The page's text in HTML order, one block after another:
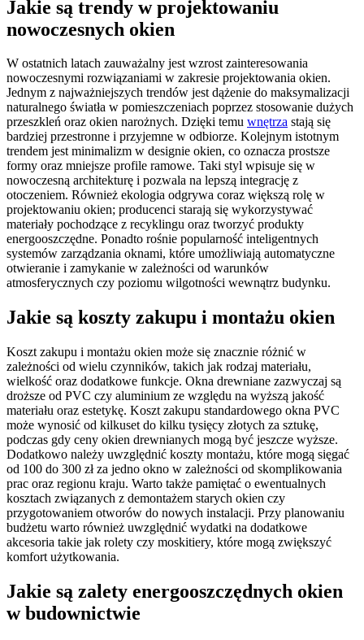
Jakie są trendy w projektowaniu
nowoczesnych okien
W ostatnich latach zauważalny jest wzrost zainteresowania
nowoczesnymi rozwiązaniami w zakresie projektowania okien.
Jednym z najważniejszych trendów jest dążenie do maksymalizacji
naturalnego światła w pomieszczeniach poprzez stosowanie dużych
przeszkleń oraz okien narożnych. Dzięki temu wnętrza stają się
bardziej przestronne i przyjemne w odbiorze. Kolejnym istotnym
trendem jest minimalizm w designie okien, co oznacza prostsze
formy oraz mniejsze profile ramowe. Taki styl wpisuje się w
nowoczesną architekturę i pozwala na lepszą integrację z
otoczeniem. Również ekologia odgrywa coraz większą rolę w
projektowaniu okien; producenci starają się wykorzystywać
materiały pochodzące z recyklingu oraz tworzyć produkty
energooszczędne. Ponadto rośnie popularność inteligentnych
systemów zarządzania oknami, które umożliwiają automatyczne
otwieranie i zamykanie w zależności od warunków
atmosferycznych czy poziomu wilgotności wewnątrz budynku.
Jakie są koszty zakupu i montażu okien
Koszt zakupu i montażu okien może się znacznie różnić w
zależności od wielu czynników, takich jak rodzaj materiału,
wielkość oraz dodatkowe funkcje. Okna drewniane zazwyczaj są
droższe od PVC czy aluminium ze względu na wyższą jakość
materiału oraz estetykę. Koszt zakupu standardowego okna PVC
może wynosić od kilkuset do kilku tysięcy złotych za sztukę,
podczas gdy ceny okien drewnianych mogą być jeszcze wyższe.
Dodatkowo należy uwzględnić koszty montażu, które mogą sięgać
od 100 do 300 zł za jedno okno w zależności od skomplikowania
prac oraz regionu kraju. Warto także pamiętać o ewentualnych
kosztach związanych z demontażem starych okien czy
przygotowaniem otworów do nowych instalacji. Przy planowaniu
budżetu warto również uwzględnić wydatki na dodatkowe
akcesoria takie jak rolety czy moskitiery, które mogą zwiększyć
komfort użytkowania.
Jakie są zalety energooszczędnych okien
w budownictwie